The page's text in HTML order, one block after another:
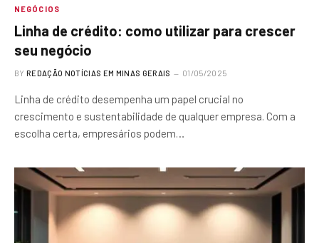
NEGÓCIOS
Linha de crédito: como utilizar para crescer
seu negócio
BY REDAÇÃO NOTÍCIAS EM MINAS GERAIS 01/05/2025
Linha de crédito desempenha um papel crucial no
crescimento e sustentabilidade de qualquer empresa. Com a
escolha certa, empresários podem…